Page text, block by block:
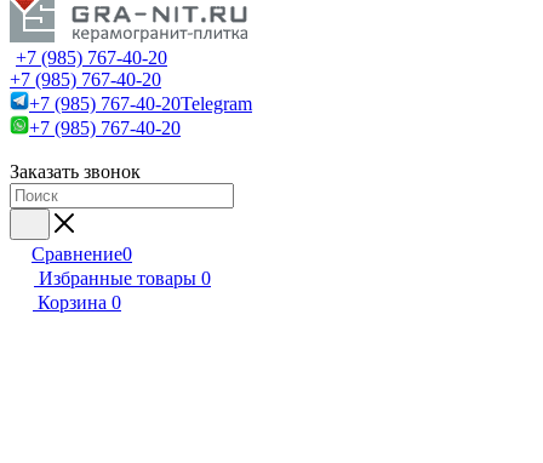
+7 (985) 767-40-20
+7 (985) 767-40-20
+7 (985) 767-40-20Telegram
+7 (985) 767-40-20
Заказать звонок
Сравнение0
Избранные товары 0
Корзина 0